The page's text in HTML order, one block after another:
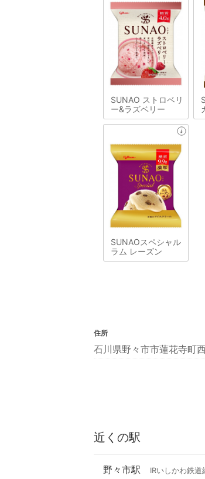
SUNAO ストロベリ
ー&ラズベリー
SUNAOスペシャル
ラム レーズン
住所
石川県野々市市蓮花寺町
近くの駅
野々市駅 IRいしかわ鉄道